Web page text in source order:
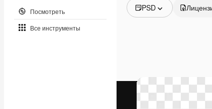
Посмотреть
Все инструменты
PSD
Видео